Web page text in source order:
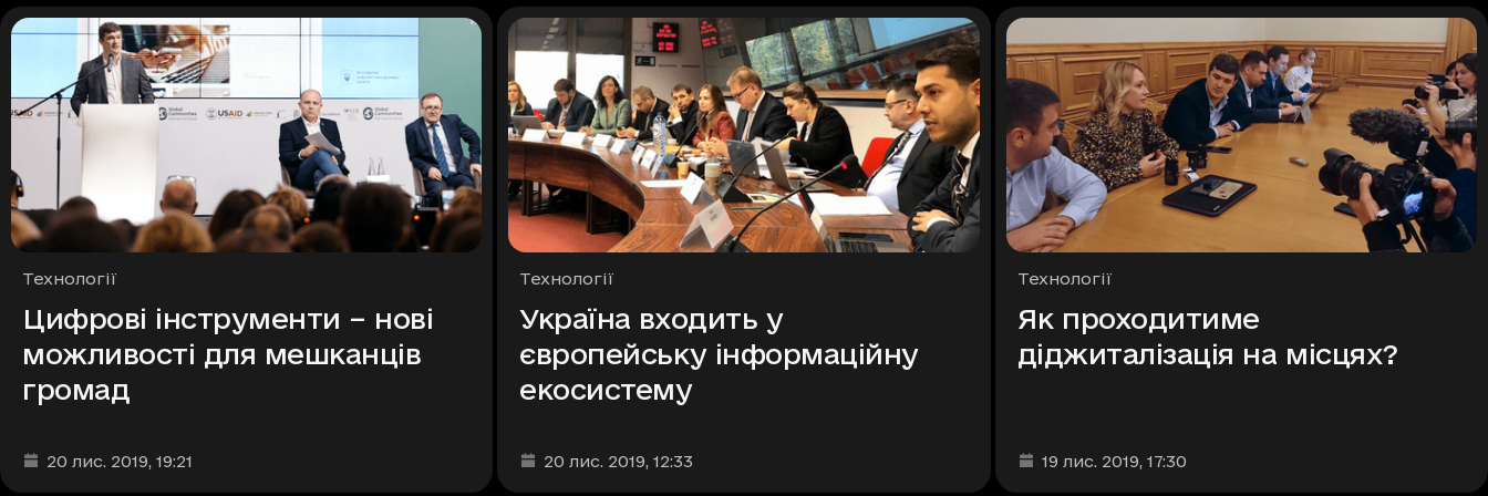
Рубрики
Технології
Цифрові інструменти – нові
можливості для мешканців
громад
Дата та час публікації
20 лис. 2019, 19:21
Рубрики
Технології
Україна входить у
європейську інформаційну
екосистему
Дата та час публікації
20 лис. 2019, 12:33
Рубрики
Технології
Як проходитиме
діджиталізація на місцях?
Дата та час публікації
19 лис. 2019, 17:30